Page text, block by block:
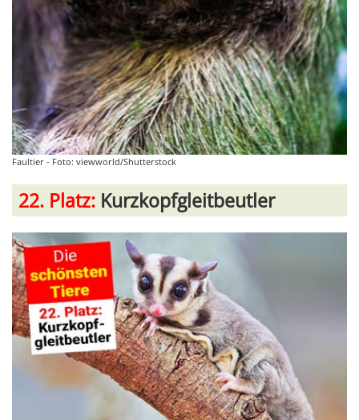
Faultier - Foto: viewworld/Shutterstock
22. Platz: Kurzkopfgleitbeutler